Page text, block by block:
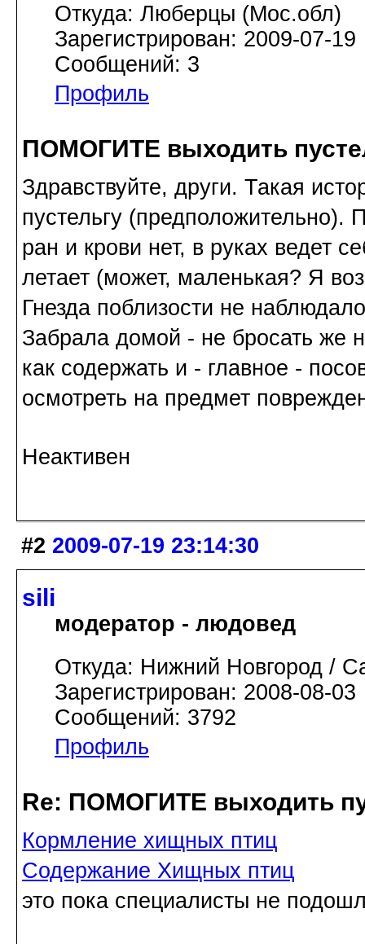
Откуда: Люберцы (Мос.обл)
Зарегистрирован: 2009-07-19
Сообщений: 3
Профиль
ПОМОГИТЕ выходить
Здравствуйте, други. Такая
пустельгу
ран и крови нет, в руках ведет
летает (может, маленькая? Я
Гнезда поблизости не
Забрала домой - не бросать же
как содержать и - главное -
осмотреть на предмет
Неактивен
#2 2009-07-19 23:14:30
sili
модератор - людовед
Откуда: Нижний Новгород /
Зарегистрирован: 2008-08-03
Сообщений: 3792
Профиль
Re: ПОМОГИТЕ выходить
Кормление хищных птиц
Содержание Хищных птиц
это пока специалисты не